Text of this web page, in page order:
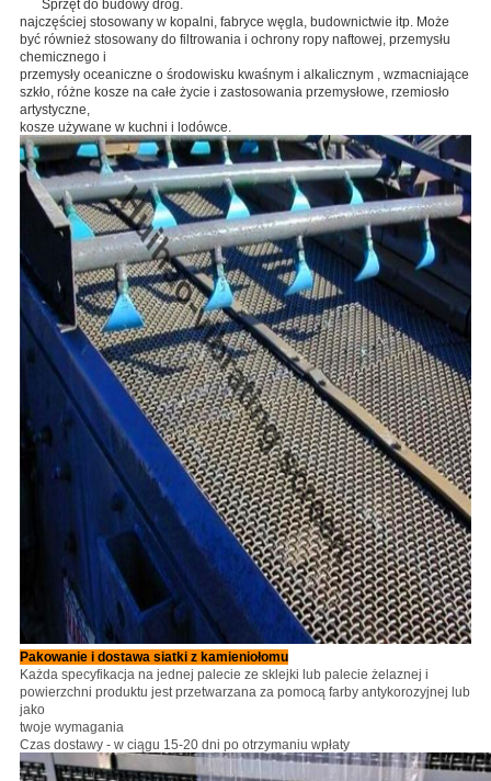
Sprzęt do budowy dróg.
najczęściej stosowany w kopalni, fabryce węgla, budownictwie itp. Może
być również stosowany do filtrowania i ochrony ropy naftowej, przemysłu
chemicznego i
przemysły oceaniczne o środowisku kwaśnym i alkalicznym , wzmacniające
szkło, różne kosze na całe życie i zastosowania przemysłowe, rzemiosło
artystyczne,
kosze używane w kuchni i lodówce.
Pakowanie i dostawa siatki z kamieniołomu
Każda specyfikacja na jednej palecie ze sklejki lub palecie żelaznej i
powierzchni produktu jest przetwarzana za pomocą farby antykorozyjnej lub
jako
twoje wymagania
Czas dostawy - w ciągu 15-20 dni po otrzymaniu wpłaty